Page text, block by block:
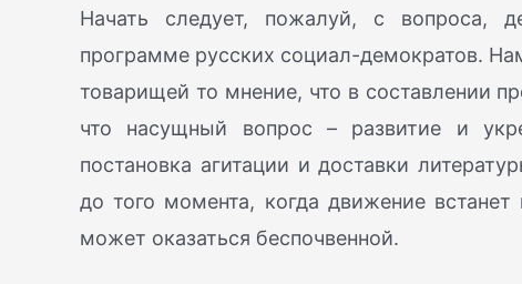
Начать следует, пожалуй, с вопроса,
программе русских социал-демократов.
товарищей то мнение, что в составлении
что насущный вопрос – развитие и
постановка агитации и доставки
до того момента, когда движение
может оказаться беспочвенной.